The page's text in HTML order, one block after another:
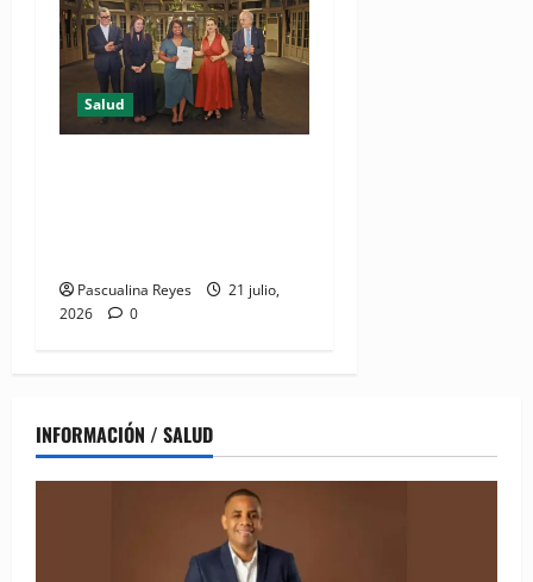
Salud
Pascualina Reyes
21 julio,
2026
0
INFORMACIÓN / SALUD